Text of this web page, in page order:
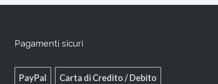
Pagamenti sicuri
PayPal Carta di Credito / Debito